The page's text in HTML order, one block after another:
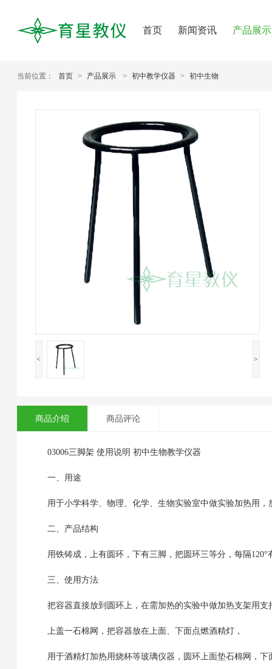
首页 新闻资讯 产品展示
当前位置： 首页 > 产品展示 > 初中教学仪器 > 初中生物
< >
商品介绍 商品评论
03006三脚架 使用说明 初中生物教学仪器
一、用途
用于小学科学、物理、化学、生物实验室中做实验加热用
二、产品结构
用铁铸成，上有圆环，下有三脚，把圆环三等分，每隔
三、使用方法
把容器直接放到圆环上，在需加热的实验中做加热支架用支
上盖一石棉网，把容器放在上面、下面点燃酒精灯，
用于酒精灯加热用烧杯等玻璃仪器，圆环上面垫石棉网，